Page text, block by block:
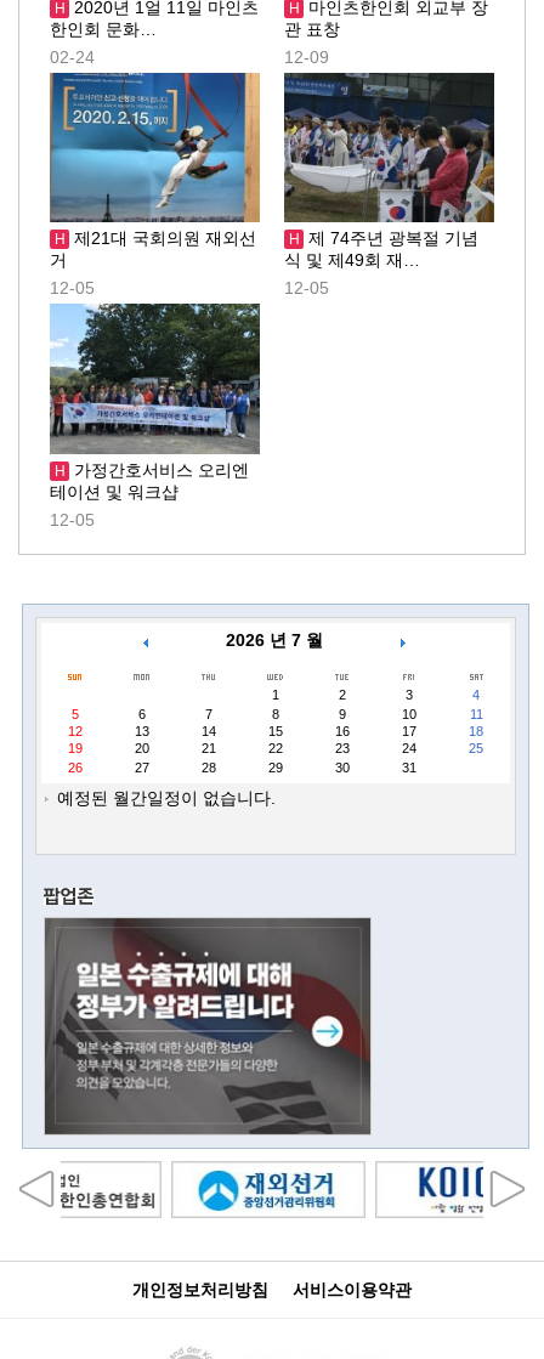
H
2020년 1얼 11일 마인츠
한인회 문화…
02-24
H
마인츠한인회 외교부 장
관 표창
12-09
H
제21대 국회의원 재외선
거
12-05
H
제 74주년 광복절 기념
식 및 제49회 재…
12-05
H
가정간호서비스 오리엔
테이션 및 워크샵
12-05
2026 년 7 월
1 2 3
4
5
6 7 8 9 10
11
12
13 14 15 16 17
18
19
20 21 22 23 24
25
26
27 28 29 30 31
예정된 월간일정이 없습니다.
개인정보처리방침 서비스이용약관